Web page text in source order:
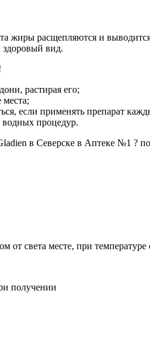
жиры расщепляются и
здоровый вид.
растирая его;
если применять препарат
водных процедур.
в Северске в Аптеке №1 ?
от света месте, при температуре
получении